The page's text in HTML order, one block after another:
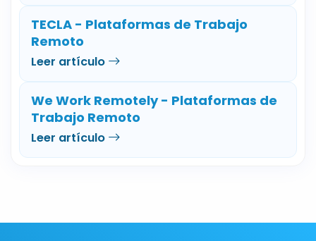
TECLA - Plataformas de Trabajo
Remoto
Leer artículo
We Work Remotely - Plataformas de
Trabajo Remoto
Leer artículo